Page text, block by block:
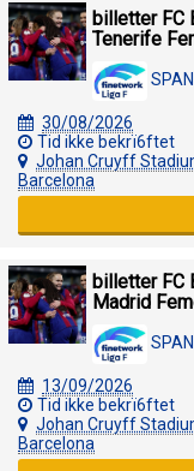
billetter FC
Tenerife
30/08/2026
Tid ikke bekrï6ftet
Johan Cruyff
Barcelona
billetter FC
Madrid
13/09/2026
Tid ikke bekrï6ftet
Johan Cruyff
Barcelona